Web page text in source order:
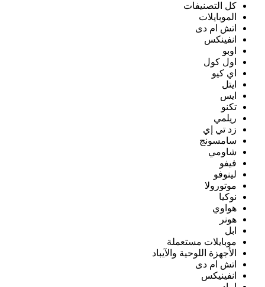
كل التصنيفات
الموبايلات
اتش ام دى
انفينكس
اوبو
اول كول
اي كيو
ايتل
ايس
تكنو
ريلمي
زد تي إي
سامسونج
شاومي
فيفو
لينوفو
موتورولا
نوكيا
هواوي
هونر
ابل
موبايلات مستعملة
الأجهزة اللوحية والآيباد
اتش ام دى
انفينيكس